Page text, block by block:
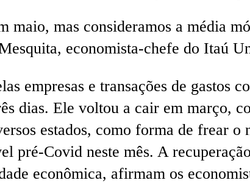
mas consideramos a média
economista-chefe do Itaú
empresas e transações de gastos
dias. Ele voltou a cair em março,
estados, como forma de frear o
pré-Covid neste mês. A
econômica, afirmam os